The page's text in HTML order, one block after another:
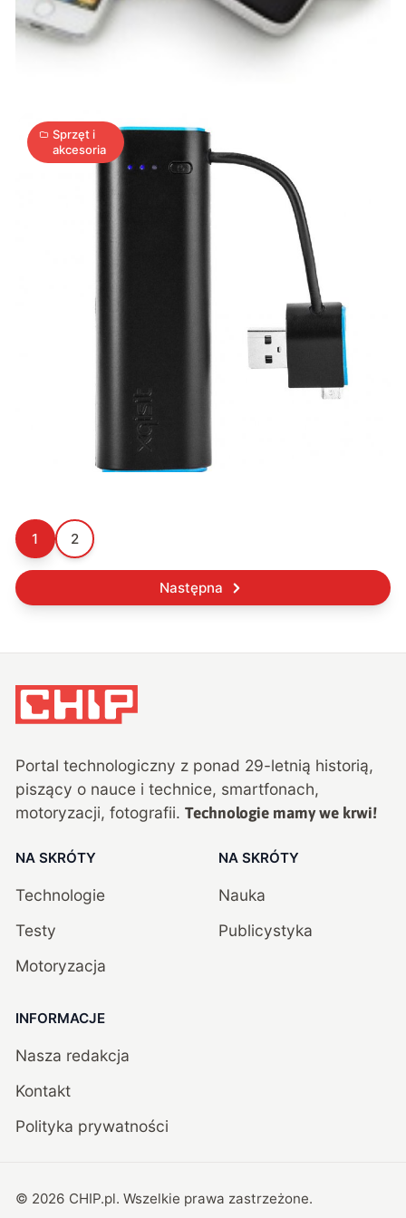
Sprzęt i
akcesoria
Powerpack
Charger
1 2
Następna
Portal technologiczny z ponad 29-letnią historią,
piszący o nauce i technice, smartfonach,
motoryzacji, fotografii. Technologie mamy we krwi!
NA SKRÓTY
Technologie
Testy
Motoryzacja
NA SKRÓTY
Nauka
Publicystyka
INFORMACJE
Nasza redakcja
Kontakt
Polityka prywatności
© 2026 CHIP.pl. Wszelkie prawa zastrzeżone.